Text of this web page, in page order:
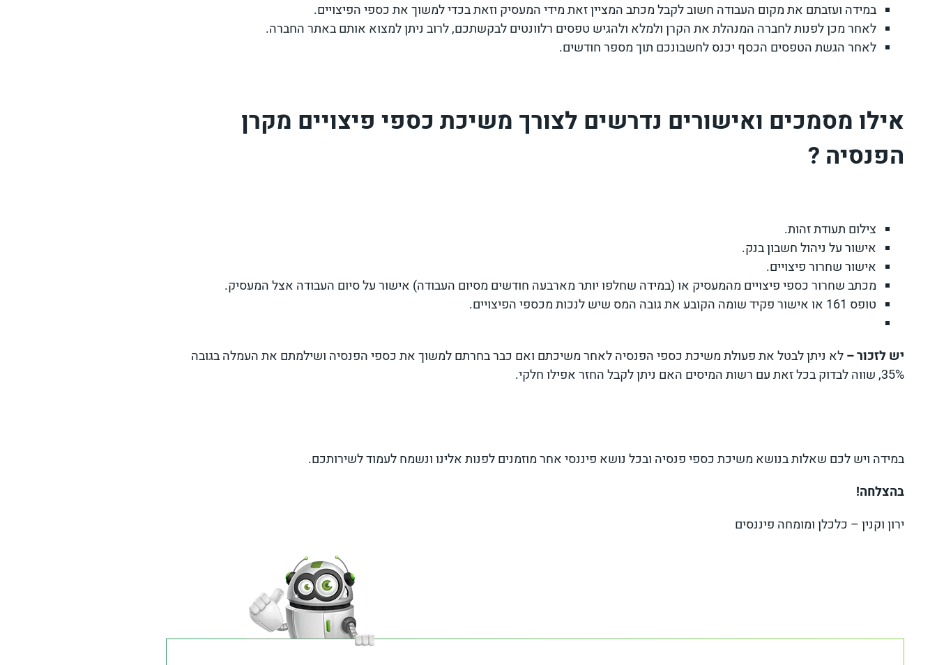
במידה ועזבתם את מקום העבודה חשוב לקבל מכתב המציין זאת מידי המעסיק וזאת בכדי למשוך את כספי הפיצויים.
לאחר מכן לפנות לחברה המנהלת את הקרן ולמלא ולהגיש טפסים רלוונטים לבקשתכם, לרוב ניתן למצוא אותם באתר החברה.
לאחר הגשת הטפסים הכסף יכנס לחשבונכם תוך מספר חודשים.
אילו מסמכים ואישורים נדרשים לצורך משיכת כספי פיצויים מקרן
הפנסיה ?
צילום תעודת זהות.
אישור על ניהול חשבון בנק.
אישור שחרור פיצויים.
מכתב שחרור כספי פיצויים מהמעסיק או (במידה שחלפו יותר מארבעה חודשים מסיום העבודה) אישור על סיום העבודה אצל המעסיק.
טופס 161 או אישור פקיד שומה הקובע את גובה המס שיש לנכות מכספי הפיצויים.
יש לזכור –לא ניתן לבטל את פעולת משיכת כספי הפנסיה לאחר משיכתם ואם כבר בחרתם למשוך את כספי הפנסיה ושילמתם את העמלה בגובה
35%, שווה לבדוק בכל זאת עם רשות המיסים האם ניתן לקבל החזר אפילו חלקי.
במידה ויש לכם שאלות בנושא משיכת כספי פנסיה ובכל נושא פיננסי אחר מוזמנים לפנות אלינו ונשמח לעמוד לשירותכם.
בהצלחה!
ירון וקנין – כלכלן ומומחה פיננסים